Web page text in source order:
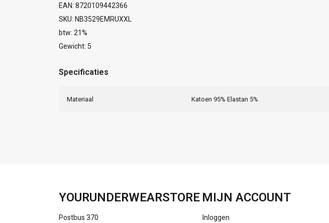
EAN: 8720109442366
SKU: NB3529EMRUXXL
btw: 21%
Gewicht: 5
Specificaties
Materiaal Katoen 95% Elastan 5%
YOURUNDERWEARSTORE
Postbus 370
MIJN ACCOUNT
Inloggen